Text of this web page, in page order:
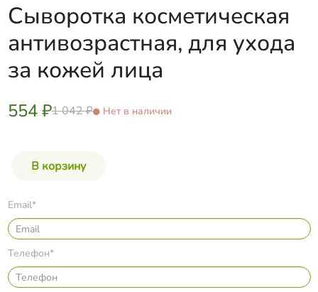
Сыворотка косметическая
антивозрастная, для ухода
за кожей лица
554 ₽1 042 ₽ Нет в наличии
Email*
Телефон*